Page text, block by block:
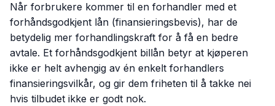
Når forbrukere kommer til en forhandler med et
forhåndsgodkjent lån (finansieringsbevis), har de
betydelig mer forhandlingskraft for å få en bedre
avtale. Et forhåndsgodkjent billån betyr at kjøperen
ikke er helt avhengig av én enkelt forhandlers
finansieringsvilkår, og gir dem friheten til å takke nei
hvis tilbudet ikke er godt nok.